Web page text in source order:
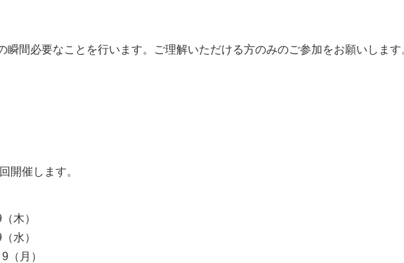
瞬間必要なことを行います。ご理解いただける方のみのご参加をお願いします
開催します。
木）
水）
（月）